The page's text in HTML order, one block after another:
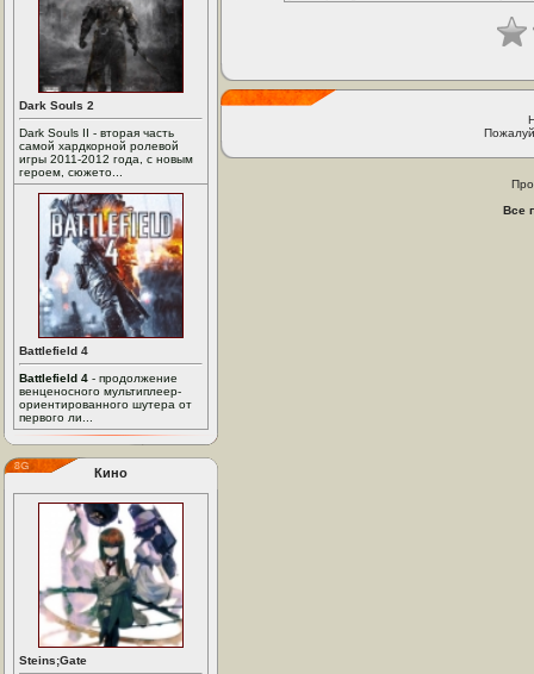
Dark Souls 2
Dark Souls II - вторая часть
самой хардкорной ролевой
игры 2011-2012 года, с новым
героем, сюжето...
Battlefield 4
Battlefield 4 - продолжение
венценосного мультиплеер-
ориентированного шутера от
первого ли...
Кино
Steins;Gate
Все